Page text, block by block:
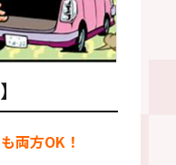
両方OK！